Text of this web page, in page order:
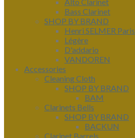
Bass Clarinet
SHOP BY BRAND
Henri SELMER Paris
Légère
D'addario
VANDOREN
Accessories
Cleaning Cloth
SHOP BY BRAND
BAM
Clarinets Bells
SHOP BY BRAND
BACKUN
Clarinet Barrels